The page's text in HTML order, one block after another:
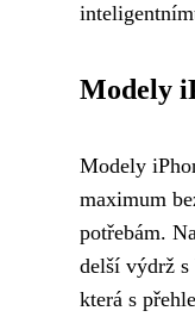
Modely
Modely
maximum
potřebám.
delší výdrž s
která s